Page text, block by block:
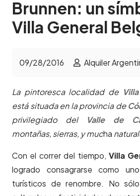
Brunnen: un
Villa General
09/28/2016 Alquiler
La pintoresca localidad de
está situada en la provincia de
privilegiado del
Valle de
montañas, sierras, y mucha
Con el correr del tiempo, Villa
logrado consagrarse como
turísticos de renombre. No